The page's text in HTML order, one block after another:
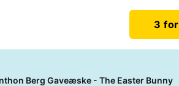
3
Berg Gaveæske - The Easter Bunny